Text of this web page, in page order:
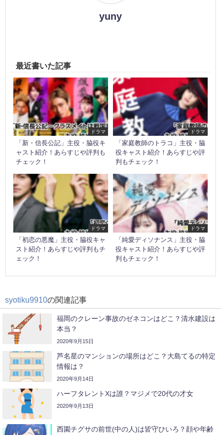
yuny
最近書いた記事
ドラマ
「新・信長公記」主役・脇役キ
ャスト紹介！あらすじや評判も
チェック！
ドラマ
「家庭教師のトラコ」主役・脇
役キャスト紹介！あらすじや評
判もチェック！
ドラマ
「初恋の悪魔」主役・脇役キャ
スト紹介！あらすじや評判もチ
ェック！
ドラマ
「純愛ディソナンス」主役・脇
役キャスト紹介！あらすじや評
判もチェック！
syotiku9910の関連記事
福岡のクレーン事故のゼネコンはどこ？清水建設は
本当？
2020年9月15日
芦名星のマンションの場所はどこ？大島てるの特定
情報は？
2020年9月14日
ハーフタレントXは誰？マジメで20代の才女
2020年9月13日
西園チグサの前世(中の人)は皆守ひいろ？顔や年齢